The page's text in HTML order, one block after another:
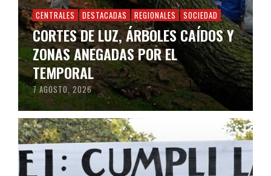
CENTRALES DESTACADAS REGIONALES SOCIEDAD
CORTES DE LUZ, ÁRBOLES CAÍDOS Y
ZONAS ANEGADAS POR EL
TEMPORAL
7 AGOSTO, 2026